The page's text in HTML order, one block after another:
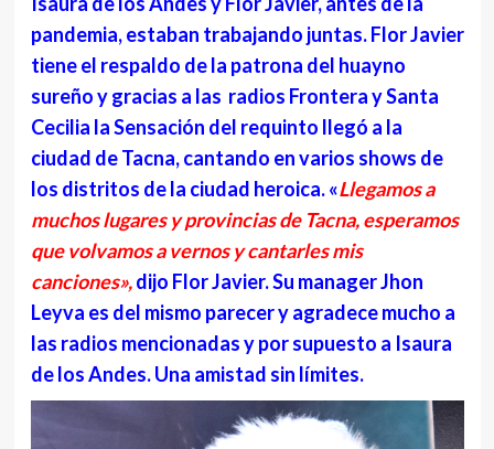
pandemia, estaban trabajando juntas. Flor Javier
tiene el respaldo de la patrona del huayno
sureño y gracias a las radios Frontera y Santa
Cecilia la Sensación del requinto llegó a la
ciudad de Tacna, cantando en varios shows de
los distritos de la ciudad heroica. «Llegamos a
muchos lugares y provincias de Tacna, esperamos
que volvamos a vernos y cantarles mis
canciones», dijo Flor Javier. Su manager Jhon
Leyva es del mismo parecer y agradece mucho a
las radios mencionadas y por supuesto a Isaura
de los Andes. Una amistad sin límites.